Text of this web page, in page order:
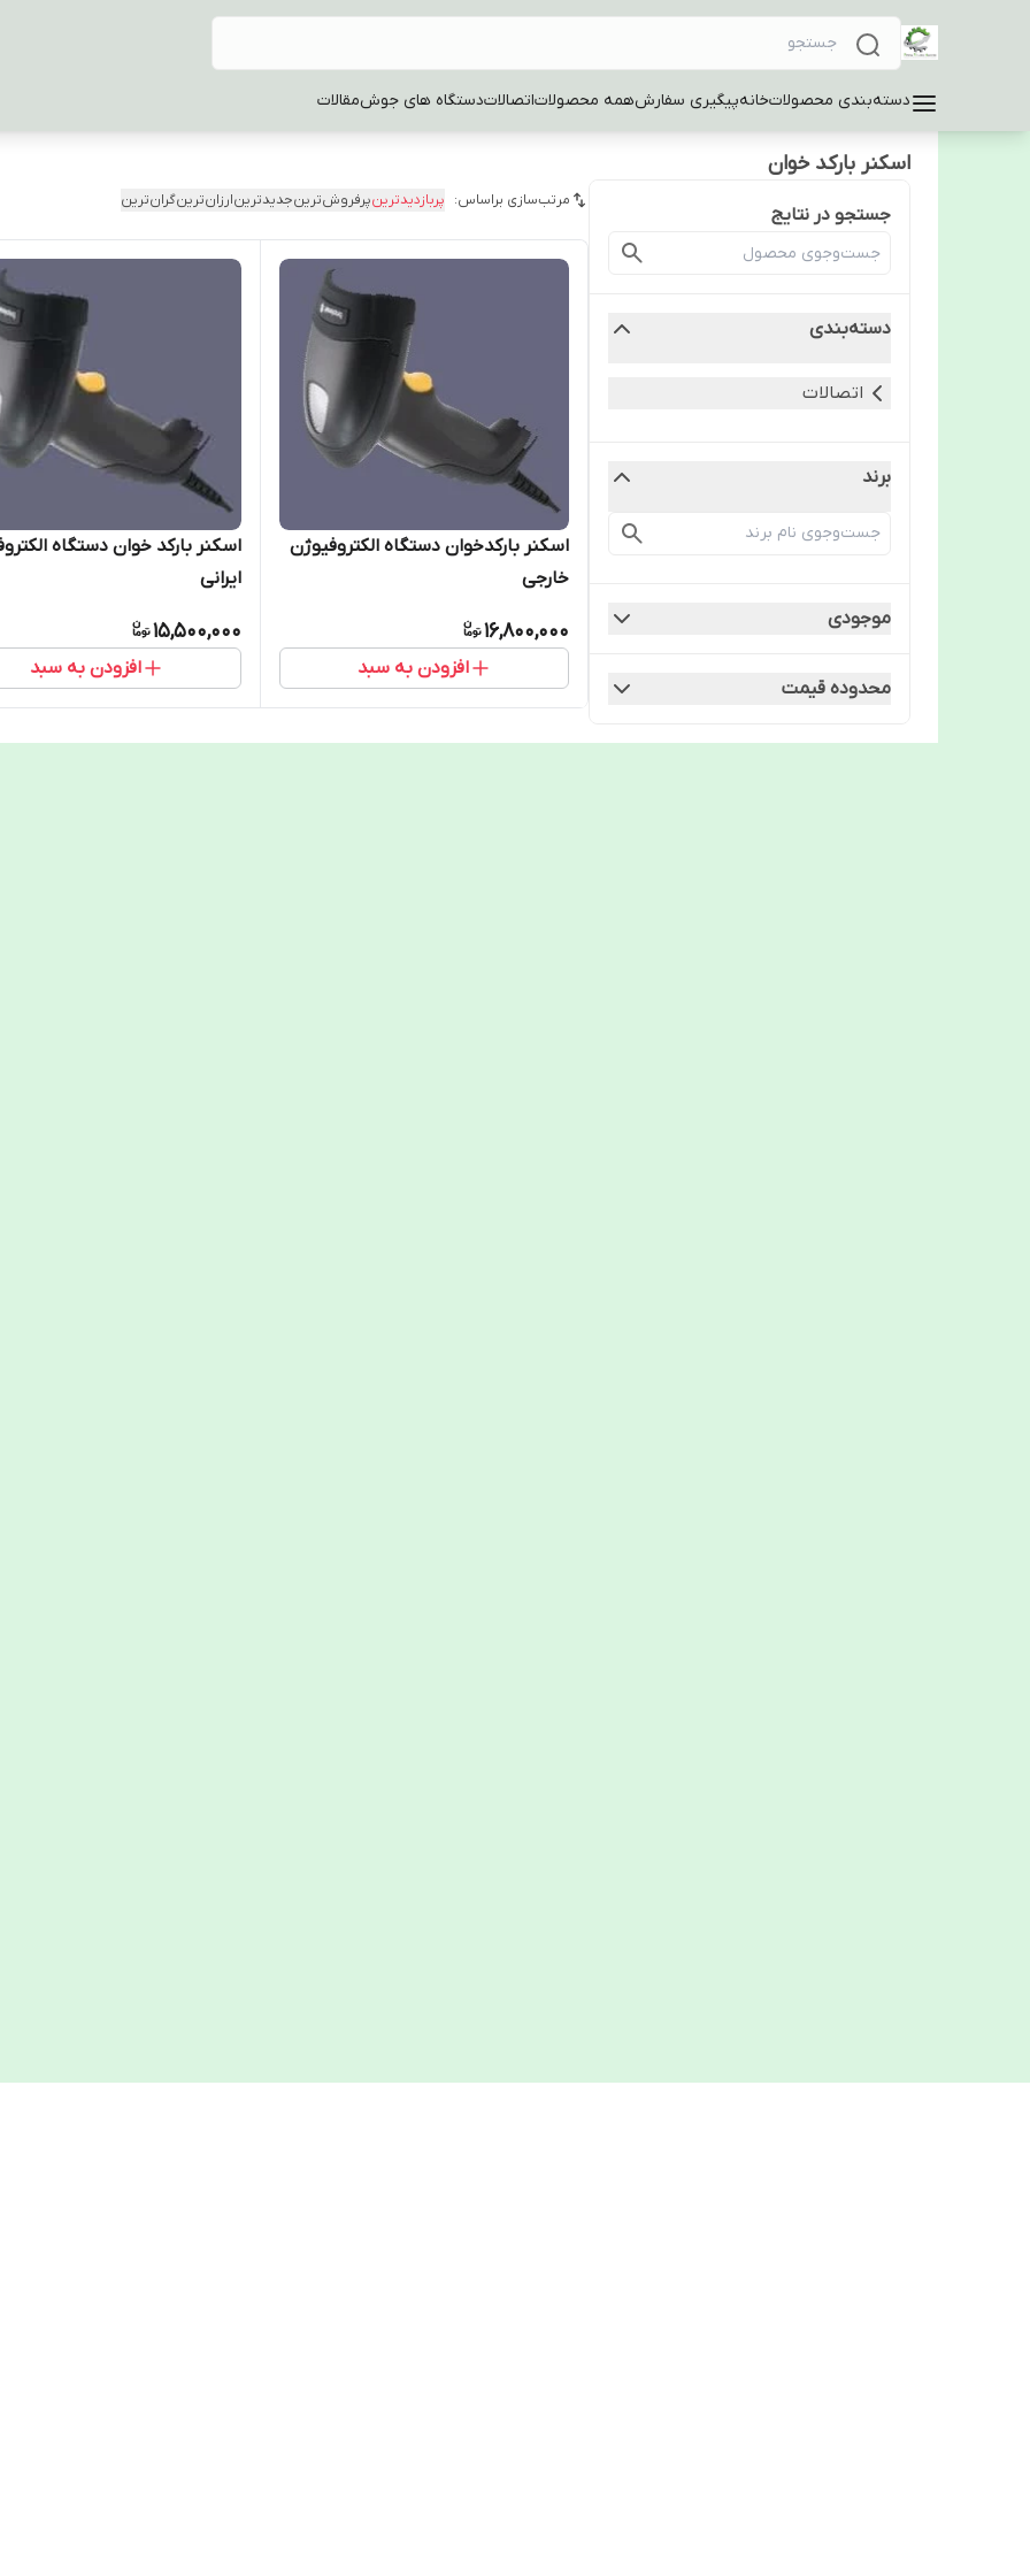
دسته‌بندی محصولاتخانهپیگیری سفارشهمه محصولاتاتصالاتدستگاه های جوشمقالات
اسکنر بارکد خوان
جستجو در نتایج
دسته‌بندی
اتصالات
برند
موجودی
محدوده قیمت
مرتب‌سازی براساس: پربازدیدترینپرفروش‌ترینجدیدترینارزان‌ترینگران‌ترین
اسکنر بارکدخوان دستگاه الکتروفیوژن
خارجی
16,800,000
افزودن به سبد
اسکنر بارکد خوان دستگاه
ایرانی
15,500,000
افزودن به سبد